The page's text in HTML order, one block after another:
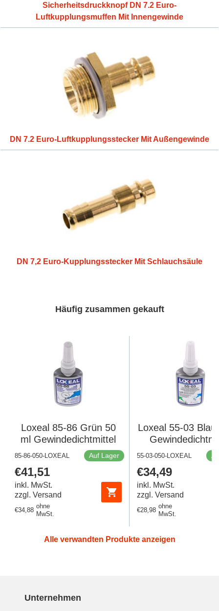
Sicherheitsdruckknopf DN 7.2 Euro-
Luftkupplungsmuffen Mit Innengewinde
DN 7.2 Euro-Luftkupplungsstecker Mit Außengewinde
DN 7,2 Euro-Kupplungsstecker Mit Schlauchsäule
Häufig zusammen gekauft
Loxeal 85-86 Grün 50
ml Gewindedichtmittel
85-86-050-LOXEAL Auf Lager
Regulärer
Preis
€41,51
inkl. MwSt.
zzgl. Versand
Regulärer
€34,88
ohne
MwSt.
Loxeal 55-03 Blau
55-03-050-LOXEAL
Regulärer
Preis
€34,49
inkl. MwSt.
zzgl. Versand
Regulärer
€28,98
ohne
MwSt.
Alle verwandten Produkte anzeigen
Unternehmen